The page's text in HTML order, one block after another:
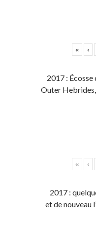
« ‹
2017 :
Outer
« ‹
2017 :
et de nouveau